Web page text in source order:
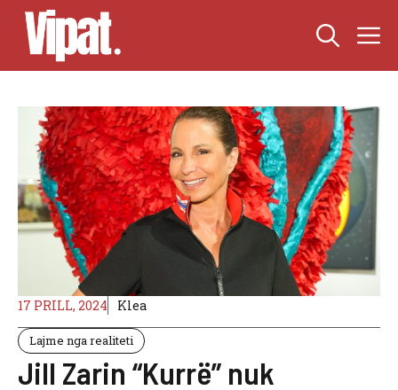
Skip
content
17 PRILL, 2024 Klea
Lajme nga realiteti
Jill Zarin “Kurrë” nuk